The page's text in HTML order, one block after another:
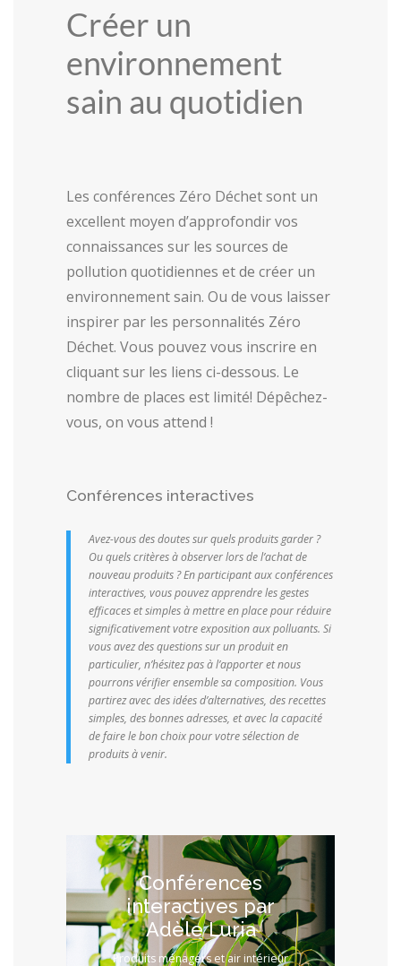
Créer un
environnement
sain au quotidien
Les conférences Zéro Déchet sont un
excellent moyen d’approfondir vos
connaissances sur les sources de
pollution quotidiennes et de créer un
environnement sain. Ou de vous laisser
inspirer par les personnalités Zéro
Déchet. Vous pouvez vous inscrire en
cliquant sur les liens ci-dessous. Le
nombre de places est limité! Dépêchez-
vous, on vous attend !
Conférences interactives
Avez-vous des doutes sur quels produits garder ?
Ou quels critères à observer lors de l’achat de
nouveau produits ?En participant aux conférences
interactives, vous pouvez apprendre les gestes
efficaces et simples à mettre en place pour réduire
significativement votre exposition aux polluants. Si
vous avez des questions sur un produit en
particulier, n’hésitez pas à l’apporter et nous
pourrons vérifier ensemble sa composition. Vous
partirez avec des idées d’alternatives, des recettes
simples, des bonnes adresses, et avec la capacité
de faire le bon choix pour votre sélection de
produits à venir.
Conférences
interactives par
Adèle Luria
Produits ménagers et air intérieur